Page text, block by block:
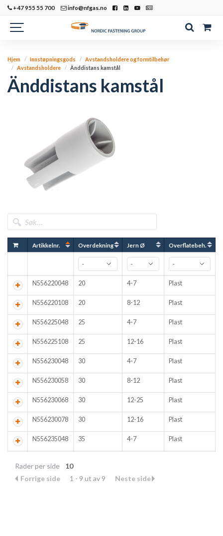
+47 955 55 700 info@nfgas.no
Hjem Innstøpningsgods
Avstandsholdere og formtilbehør
Avstandsholdere
Änddistans kamstål
Änddistans kamstål
Artikkelnr. Overdekning Jern Ø Overflatebeh.
N556220048 20 4-7 Plast
N556220108 20 8-12 Plast
N556225048 25 4-7 Plast
N556225108 25 12-16 Plast
N556230048 30 4-7 Plast
N556230058 30 8-12 Plast
N556230068 30 12-25 Plast
N556230078 30 12-16 Plast
N556235048 35 4-7 Plast
Rader per side
10
Forrige side
1 - 9 ut av 9 Neste side